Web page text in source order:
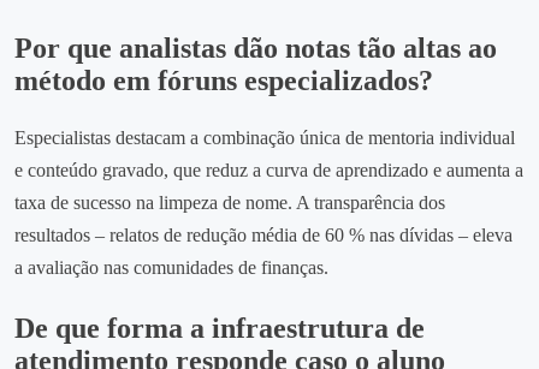
Por que analistas dão notas tão altas ao
método em fóruns especializados?
Especialistas destacam a combinação única de mentoria individual
e conteúdo gravado, que reduz a curva de aprendizado e aumenta a
taxa de sucesso na limpeza de nome. A transparência dos
resultados – relatos de redução média de 60 % nas dívidas – eleva
a avaliação nas comunidades de finanças.
De que forma a infraestrutura de
atendimento responde caso o aluno